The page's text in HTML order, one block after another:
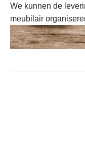
We kunnen de
meubilair